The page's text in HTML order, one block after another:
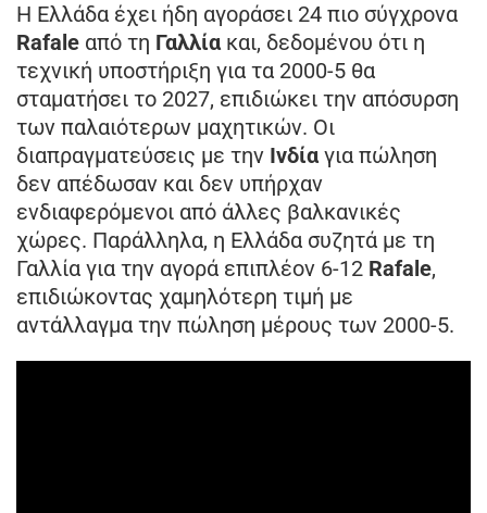
Η Ελλάδα έχει ήδη αγοράσει 24 πιο σύγχρονα
Rafale από τη Γαλλίακαι, δεδομένου ότι η
τεχνική υποστήριξη για τα 2000-5 θα
σταματήσει το 2027, επιδιώκει την απόσυρση
των παλαιότερων μαχητικών. Οι
διαπραγματεύσεις με την Ινδίαγια πώληση
δεν απέδωσαν και δεν υπήρχαν
ενδιαφερόμενοι από άλλες βαλκανικές
χώρες. Παράλληλα, η Ελλάδα συζητά με τη
Γαλλία για την αγορά επιπλέον 6-12 Rafale,
επιδιώκοντας χαμηλότερη τιμή με
αντάλλαγμα την πώληση μέρους των 2000-5.